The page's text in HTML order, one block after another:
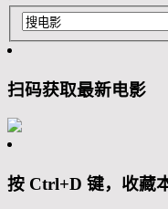
扫码获取最新电影
按 Ctrl+D 键，收藏